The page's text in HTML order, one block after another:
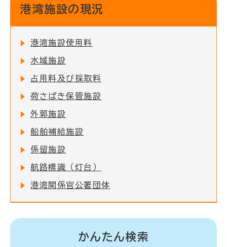
港湾施設の現況
港湾施設使用料
水域施設
占用料及び採取料
荷さばき保管施設
外郭施設
船舶補給施設
係留施設
航路標識（灯台）
港湾関係官公署団体
かんたん検索